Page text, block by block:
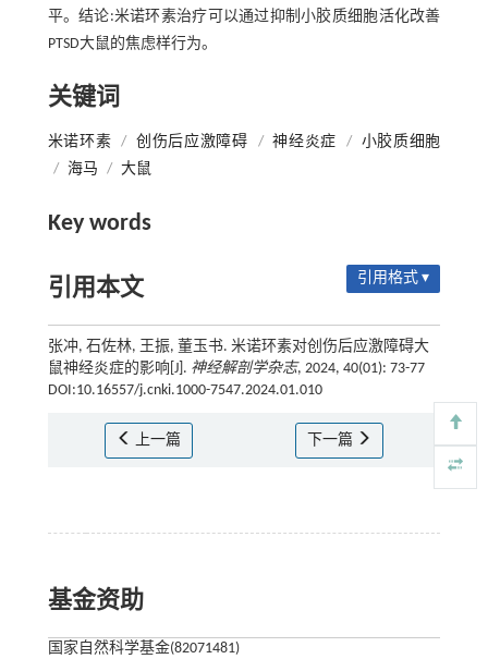
平。结论:米诺环素治疗可以通过抑制小胶质细胞活化改善
PTSD大鼠的焦虑样行为。
关键词
米诺环素 / 创伤后应激障碍 / 神经炎症 /
小胶质细胞
/ 海马 / 大鼠
Key words
引用本文 引用格式 ▾
张冲, 石佐林, 王振, 董玉书. 米诺环素对创伤后应激障碍大
鼠神经炎症的影响[J]. 神经解剖学杂志, 2024, 40(01): 73-77
DOI:10.16557/j.cnki.1000-7547.2024.01.010
上一篇 下一篇
基金资助
国家自然科学基金(82071481)